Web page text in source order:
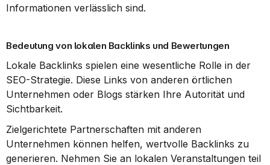
Informationen verlässlich sind.
Bedeutung von lokalen Backlinks und Bewertungen
Lokale Backlinks spielen eine wesentliche Rolle in der
SEO-Strategie. Diese Links von anderen örtlichen
Unternehmen oder Blogs stärken Ihre Autorität und
Sichtbarkeit.
Zielgerichtete Partnerschaften mit anderen
Unternehmen können helfen, wertvolle Backlinks zu
generieren. Nehmen Sie an lokalen Veranstaltungen teil